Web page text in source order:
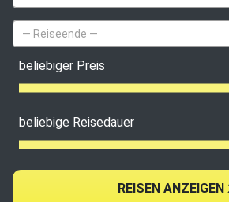
beliebiger Preis
beliebige Reisedauer
REISEN ANZEIGEN